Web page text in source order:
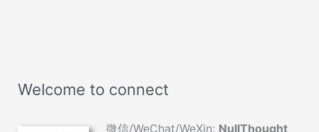
Welcome to connect
微信/WeChat/WeXin: NullThought